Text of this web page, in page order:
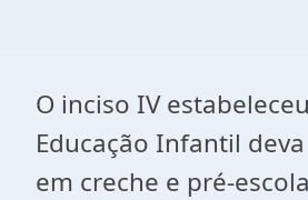
O inciso IV
Educação Infantil
em creche e pré-